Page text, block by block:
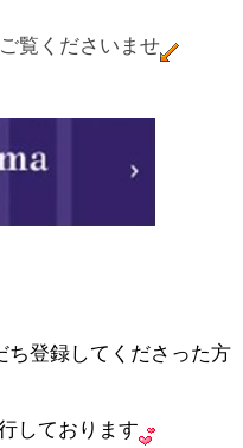
覧くださいませ
ち登録してくださった方
しております